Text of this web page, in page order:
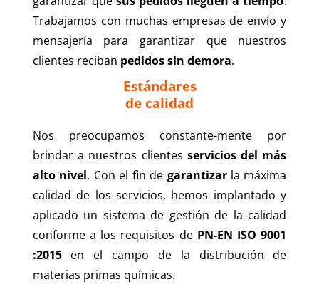
Trabajamos con muchas empresas de envío y
mensajería para garantizar que nuestros
clientes reciban pedidos sin demora.
Estándares
de calidad
Nos preocupamos constante-mente por
brindar a nuestros clientes servicios del más
alto nivel. Con el fin de garantizarla máxima
calidad de los servicios, hemos implantado y
aplicado un sistema de gestión de la calidad
conforme a los requisitos de PN-EN ISO 9001
:2015en el campo de la distribución de
materias primas químicas.